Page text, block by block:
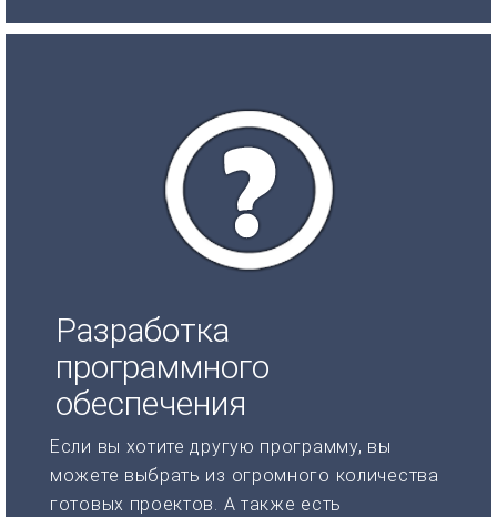
Разработка
программного
обеспечения
Если вы хотите другую программу, вы
можете выбрать из огромного количества
готовых проектов. А также есть